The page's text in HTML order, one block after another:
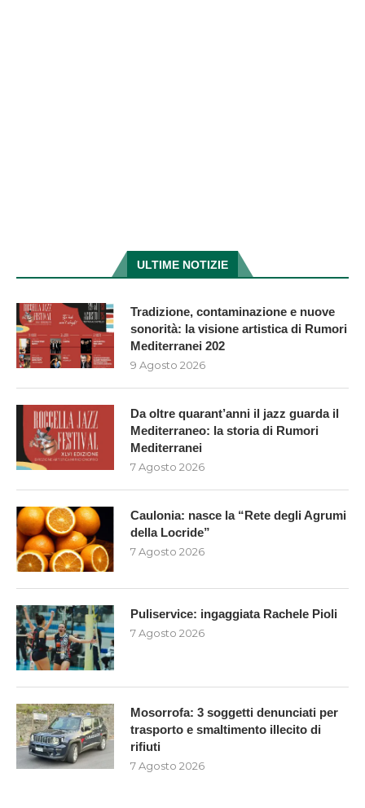
ULTIME NOTIZIE
Tradizione, contaminazione e nuove
sonorità: la visione artistica di Rumori
Mediterranei 202
9 Agosto 2026
Da oltre quarant’anni il jazz guarda il
Mediterraneo: la storia di Rumori
Mediterranei
7 Agosto 2026
Caulonia: nasce la “Rete degli Agrumi
della Locride”
7 Agosto 2026
Puliservice: ingaggiata Rachele Pioli
7 Agosto 2026
Mosorrofa: 3 soggetti denunciati per
trasporto e smaltimento illecito di
rifiuti
7 Agosto 2026